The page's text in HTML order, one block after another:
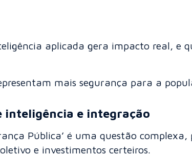
aplicada gera impacto real, e
mais segurança para a
inteligência e integração
Pública’ é uma questão
e investimentos certeiros.